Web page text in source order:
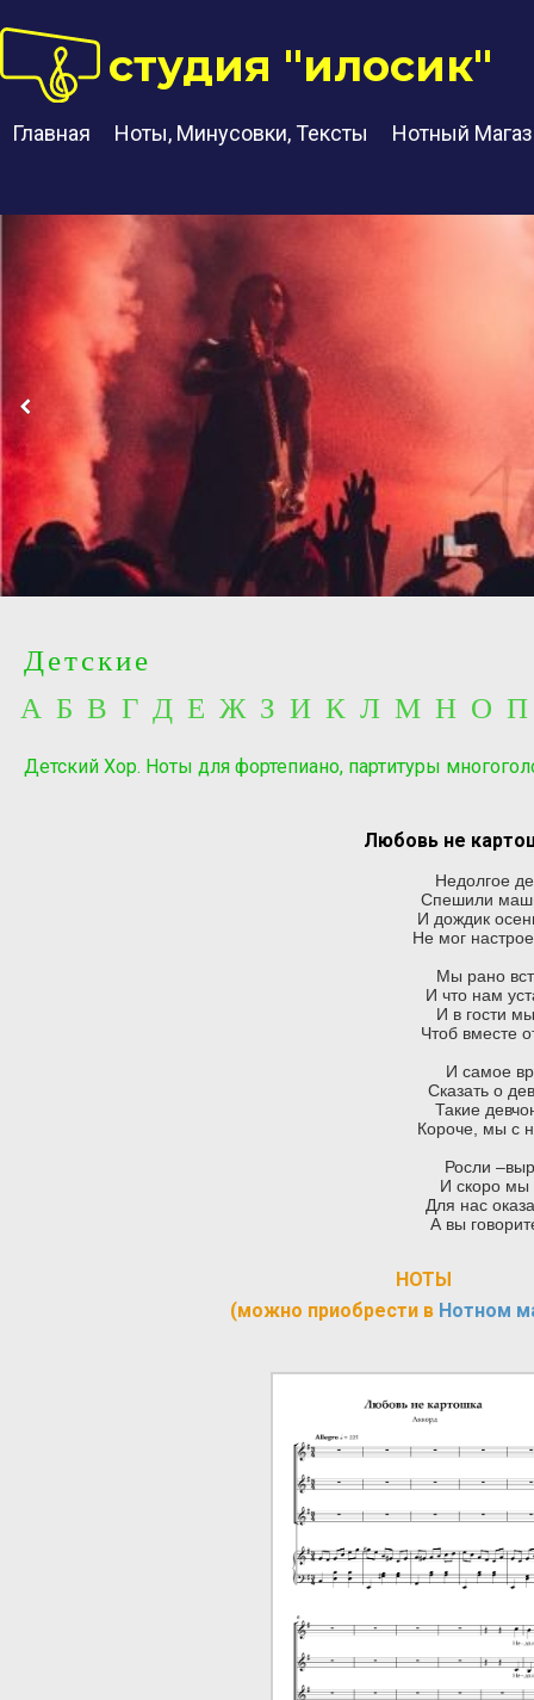
Главная Ноты, Минусовки, Тексты Нотный
студия "илосик"
А Б В Г Д Е Ж З И К Л М Н О
Детские
Детский Хор. Ноты для фортепиано, партитуры
Любовь не
Недолгое
Спешили
И дождик
Не мог
Мы рано
И что нам
И в гости
Чтоб вместе
И самое
Сказать о
Такие
Короче, мы с
Росли
И скоро мы
Для нас
А вы
НОТЫ
(можно приобрести в Нотном